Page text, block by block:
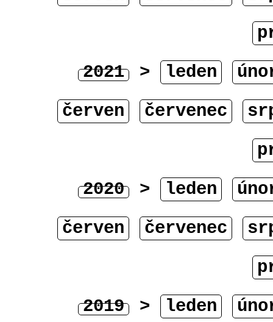
2021 > leden
červen
červenec
2020 > leden
červen
červenec
2019 > leden